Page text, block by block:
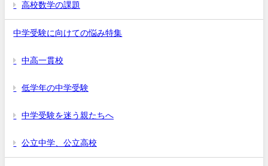
高校数学の課題
中学受験に向けての悩み特集
中高一貫校
低学年の中学受験
中学受験を迷う親たちへ
公立中学、公立高校